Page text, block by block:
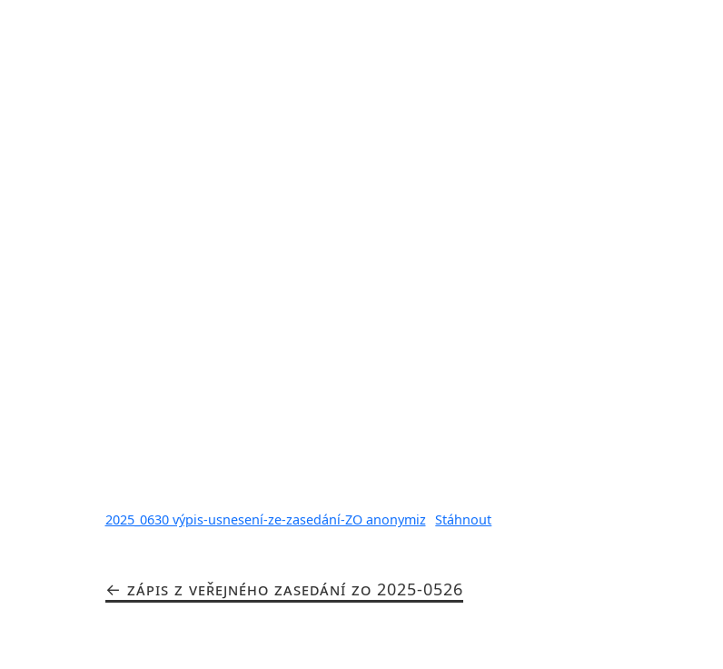
2025_0630 výpis-usnesení-ze-zasedání-ZO anonymiz Stáhnout
ZÁPIS Z VEŘEJNÉHO ZASEDÁNÍ ZO 2025-0526